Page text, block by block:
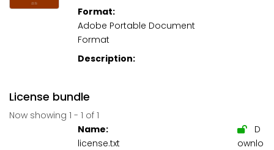
Format:
Adobe Portable Document
Format
Description:
License bundle
Now showing 1 - 1 of 1
Name:
license.txt
D
ownlo